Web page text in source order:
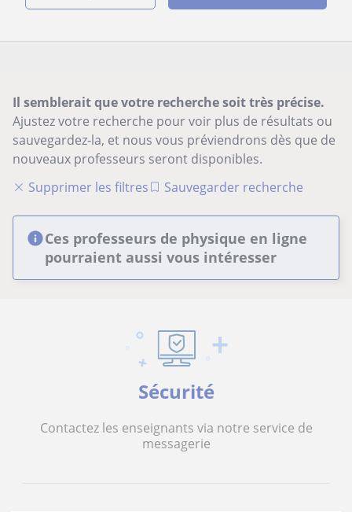
Il semblerait que votre recherche soit très précise.
Ajustez votre recherche pour voir plus de résultats ou
sauvegardez-la, et nous vous préviendrons dès que de
nouveaux professeurs seront disponibles.
Supprimer les filtres
Sauvegarder recherche
Ces professeurs de physique en ligne
pourraient aussi vous intéresser
Sécurité
Contactez les enseignants via notre service de
messagerie